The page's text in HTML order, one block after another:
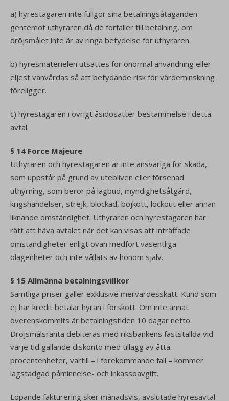
a) hyrestagaren inte fullgör sina betalningsåtaganden
gentemot uthyraren då de förfaller till betalning, om
dröjsmålet inte är av ringa betydelse för uthyraren.
b) hyresmaterielen utsättes för onormal användning eller
eljest vanvårdas så att betydande risk för värdeminskning
föreligger.
c) hyrestagaren i övrigt åsidosätter bestämmelse i detta
avtal.
§ 14 Force Majeure
Uthyraren och hyrestagaren är inte ansvariga för skada,
som uppstår på grund av utebliven eller försenad
uthyrning, som beror på lagbud, myndighetsåtgärd,
krigshändelser, strejk, blockad, bojkott, lockout eller annan
liknande omständighet. Uthyraren och hyrestagaren har
rätt att häva avtalet när det kan visas att inträffade
omständigheter enligt ovan medfört väsentliga
olägenheter och inte vållats av honom själv.
§ 15 Allmänna betalningsvillkor
Samtliga priser gäller exklusive mervärdesskatt. Kund som
ej har kredit betalar hyran i förskott. Om inte annat
överenskommits är betalningstiden 10 dagar netto.
Dröjsmålsränta debiteras med riksbankens fastställda vid
varje tid gällande diskonto med tillägg av åtta
procentenheter, vartill – i förekommande fall – kommer
lagstadgad påminnelse- och inkassoavgift.
Löpande fakturering sker månadsvis, avslutade hyresavtal